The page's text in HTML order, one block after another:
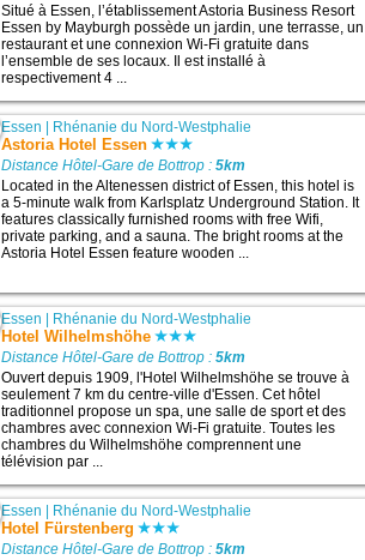
Situé à Essen, l’établissement Astoria Business Resort
Essen by Mayburgh possède un jardin, une terrasse, un
restaurant et une connexion Wi-Fi gratuite dans
l’ensemble de ses locaux. Il est installé à
respectivement 4 ...
Essen Rhénanie du Nord-Westphalie
Astoria Hotel Essen
Distance Hôtel-Gare de Bottrop :5km
Located in the Altenessen district of Essen, this hotel is
a 5-minute walk from Karlsplatz Underground Station. It
features classically furnished rooms with free Wifi,
private parking, and a sauna. The bright rooms at the
Astoria Hotel Essen feature wooden ...
Essen Rhénanie du Nord-Westphalie
Hotel Wilhelmshöhe
Distance Hôtel-Gare de Bottrop :5km
Ouvert depuis 1909, l'Hotel Wilhelmshöhe se trouve à
seulement 7 km du centre-ville d'Essen. Cet hôtel
traditionnel propose un spa, une salle de sport et des
chambres avec connexion Wi-Fi gratuite. Toutes les
chambres du Wilhelmshöhe comprennent une
télévision par ...
Essen Rhénanie du Nord-Westphalie
Hotel Fürstenberg
Distance Hôtel-Gare de Bottrop :5km